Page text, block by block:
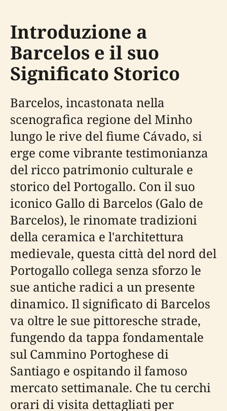
Introduzione a
Barcelos e il suo
Significato Storico
Barcelos, incastonata nella
scenografica regione del Minho
lungo le rive del fiume Cávado, si
erge come vibrante testimonianza
del ricco patrimonio culturale e
storico del Portogallo. Con il suo
iconico Gallo di Barcelos (Galo de
Barcelos), le rinomate tradizioni
della ceramica e l'architettura
medievale, questa città del nord del
Portogallo collega senza sforzo le
sue antiche radici a un presente
dinamico. Il significato di Barcelos
va oltre le sue pittoresche strade,
fungendo da tappa fondamentale
sul Cammino Portoghese di
Santiago e ospitando il famoso
mercato settimanale. Che tu cerchi
orari di visita dettagliati per